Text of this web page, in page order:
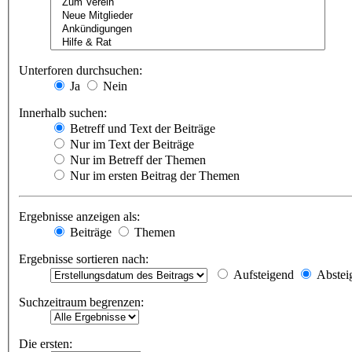
Unterforen durchsuchen:
Ja
Nein
Innerhalb suchen:
Betreff und Text der Beiträge
Nur im Text der Beiträge
Nur im Betreff der Themen
Nur im ersten Beitrag der Themen
Ergebnisse anzeigen als:
Beiträge
Themen
Ergebnisse sortieren nach:
Aufsteigend
Suchzeitraum begrenzen:
Die ersten: